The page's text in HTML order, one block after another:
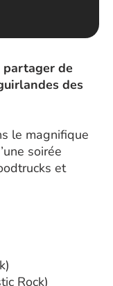
partager de
des
le magnifique
soirée
et
Rock)